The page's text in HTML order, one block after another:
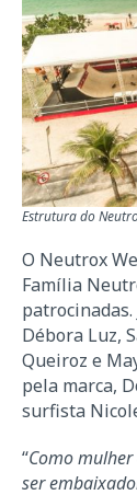
Estrutura do
O Neutrox
Família
Débora Luz,
Queiroz e
pela marca,
surfista
“Como
ser